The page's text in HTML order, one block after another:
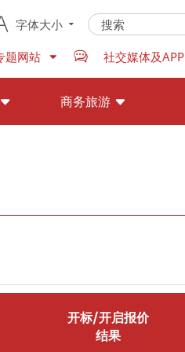
字体大小
题网站 社交媒体及APP
商务旅游
开标/开启报价
结果